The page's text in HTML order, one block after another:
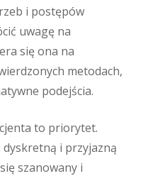
i postępów
uwagę na
się ona na
metodach,
podejścia.
to priorytet.
i przyjazną
szanowany i